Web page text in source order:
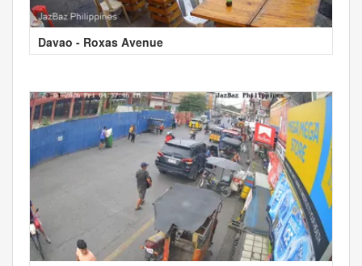
Davao - Roxas Avenue